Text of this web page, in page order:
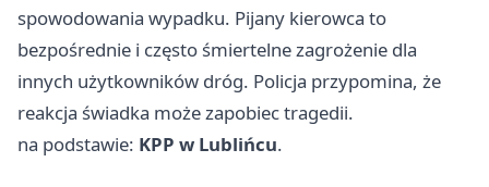
spowodowania wypadku. Pijany kierowca to
bezpośrednie i często śmiertelne zagrożenie dla
innych użytkowników dróg. Policja przypomina, że
reakcja świadka może zapobiec tragedii.
na podstawie: KPP w Lublińcu.